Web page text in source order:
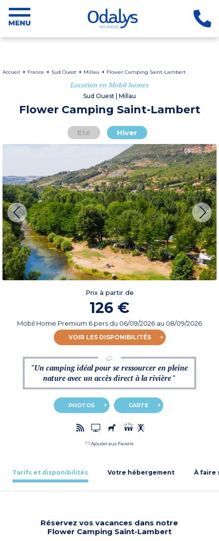
Accueil France Sud Ouest Millau Flower Camping Saint-Lambert
Location en Mobil homes
Sud Ouest | Millau
Flower Camping Saint-Lambert
Eté Hiver
Prix à partir de
126 €
Mobil Home Premium 6 pers du 06/09/2026 au 08/09/2026
VOIR LES DISPONIBILITÉS
"Un camping idéal pour se ressourcer en pleine
nature avec un accès direct à la rivière "
PHOTOS CARTE
Ajouter aux Favoris
Tarifs et disponibilités Votre hébergement À faire
Réservez vos vacances dans notre
Flower Camping Saint-Lambert